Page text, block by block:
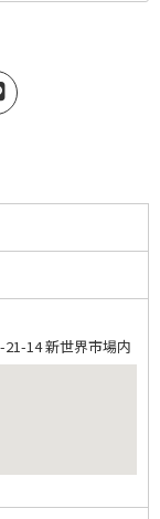
14 新世界市場内